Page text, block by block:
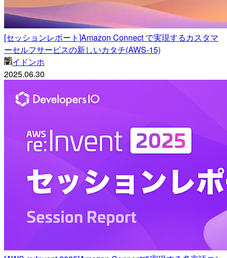
[セッションレポート]Amazon Connect で実現するカスタマ
ーセルフサービスの新しいカタチ(AWS-15)
イドンホ
2025.06.30